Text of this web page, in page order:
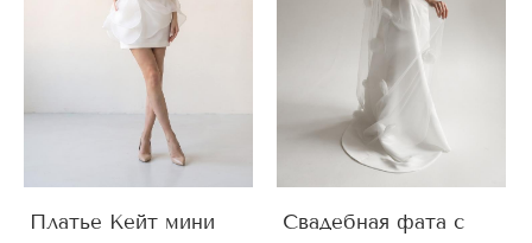
Платье Кейт мини
Свадебная фата с